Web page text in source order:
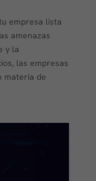
empresa lista
amenazas
y la
las empresas
materia de